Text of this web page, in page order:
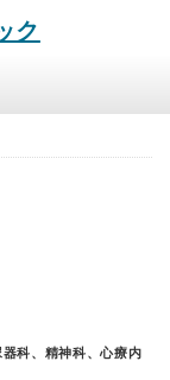
ク
科、精神科、心療内